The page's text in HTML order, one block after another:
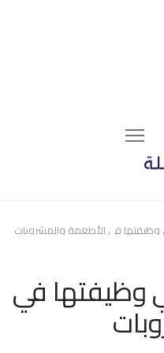
Menu
في الأطعمة والمشروبات
وظيفتها في